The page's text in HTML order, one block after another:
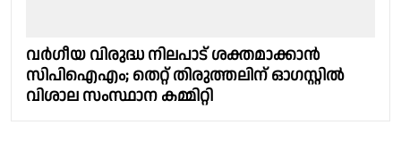
വർഗീയ വിരുദ്ധ നിലപാട് ശക്തമാക്കാൻ
സിപിഐഎം; തെറ്റ് തിരുത്തലിന് ഓഗസ്റ്റിൽ
വിശാല സംസ്ഥാന കമ്മിറ്റി